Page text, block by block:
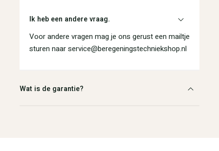
Ik heb een andere vraag.
Voor andere vragen mag je ons gerust een mailtje
sturen naar service@beregeningstechniekshop.nl
Wat is de garantie?